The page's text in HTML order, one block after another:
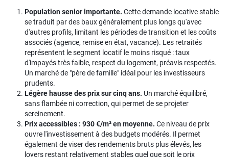
Population senior importante. Cette demande locative stable
se traduit par des baux généralement plus longs qu'avec
d'autres profils, limitant les périodes de transition et les coûts
associés (agence, remise en état, vacance). Les retraités
représentent le segment locatif le moins risqué : taux
d'impayés très faible, respect du logement, préavis respectés.
Un marché de "père de famille" idéal pour les investisseurs
prudents.
Légère hausse des prix sur cinq ans. Un marché équilibré,
sans flambée ni correction, qui permet de se projeter
sereinement.
Prix accessibles : 930 €/m² en moyenne. Ce niveau de prix
ouvre l'investissement à des budgets modérés. Il permet
également de viser des rendements bruts plus élevés, les
loyers restant relativement stables quel que soit le prix